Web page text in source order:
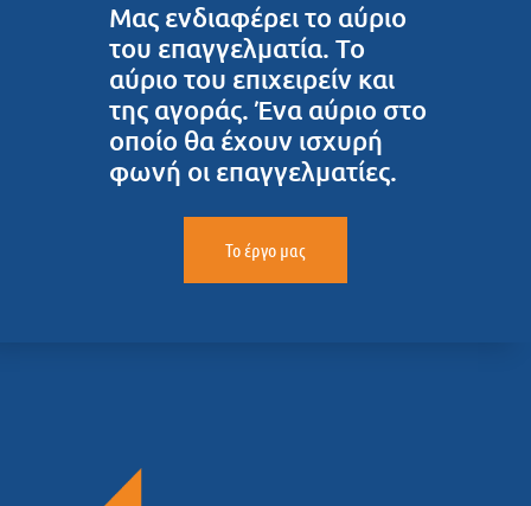
Μας ενδιαφέρει το αύριο
του επαγγελματία. Το
αύριο του επιχειρείν και
της αγοράς. Ένα αύριο στο
οποίο θα έχουν ισχυρή
φωνή οι επαγγελματίες.
Το έργο μας